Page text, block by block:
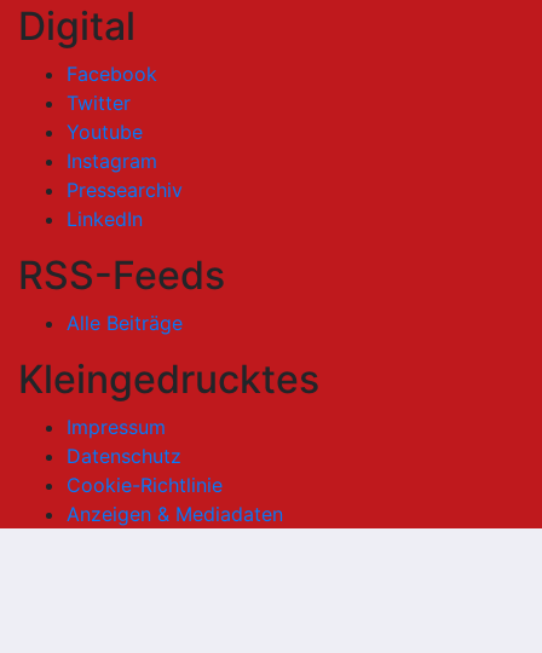
Digital
Facebook
Twitter
Youtube
Instagram
Pressearchiv
LinkedIn
RSS-Feeds
Alle Beiträge
Kleingedrucktes
Impressum
Datenschutz
Cookie-Richtlinie
Anzeigen & Mediadaten